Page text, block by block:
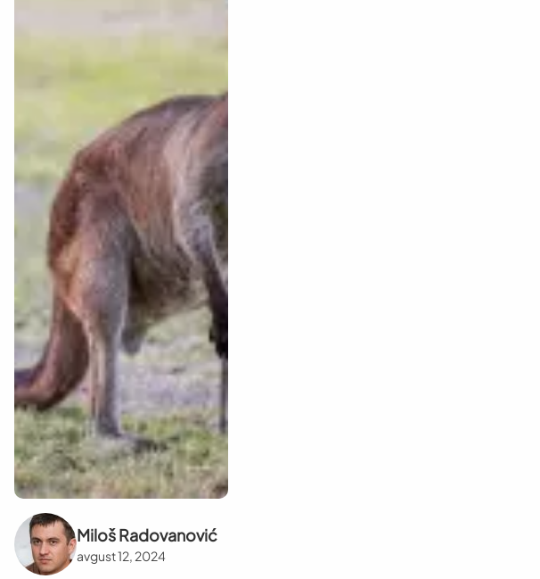
Miloš Radovanović
avgust 12, 2024